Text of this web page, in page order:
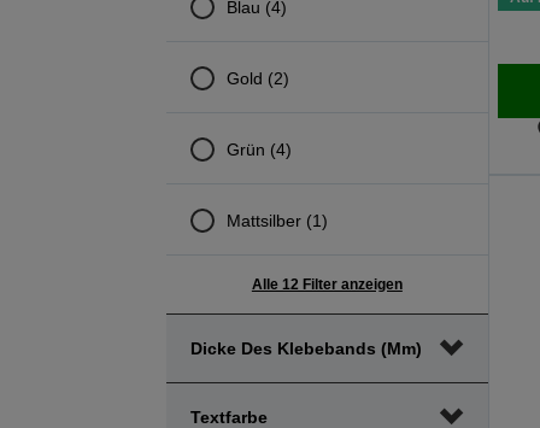
Blau (4)
Gold (2)
Grün (4)
Mattsilber (1)
Alle 12 Filter anzeigen
Dicke Des Klebebands (mm)
Textfarbe